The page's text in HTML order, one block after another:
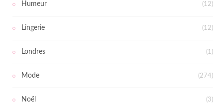
Humeur (12)
Lingerie (12)
Londres (1)
Mode (274)
Noël (3)